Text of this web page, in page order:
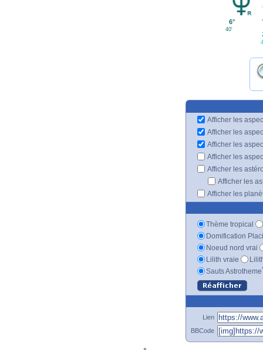
6°
40'
Afficher les
Afficher les
Afficher les
Afficher les
Afficher les
Afficher les
Afficher les
Thème tropical
Domification
Noeud nord vrai
Lilith vraie
Sauts Astrotheme
Lien
BBCode